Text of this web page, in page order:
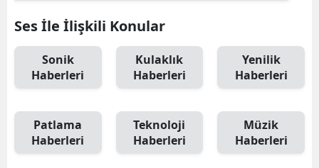
Ses İle İlişkili Konular
Sonik
Haberleri
Kulaklık
Haberleri
Yenilik
Haberleri
Patlama
Haberleri
Teknoloji
Haberleri
Müzik
Haberleri